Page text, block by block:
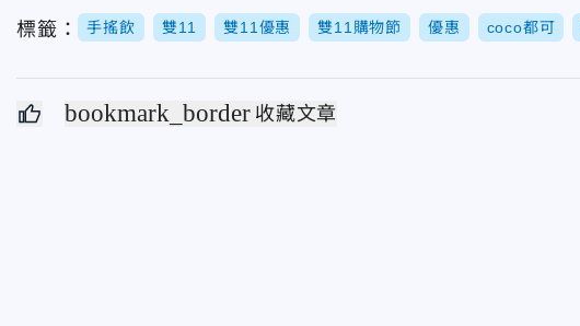
標籤： 手搖飲 雙11 雙11優惠 雙11購物節 優惠 coco都可
bookmark_border 收藏文章